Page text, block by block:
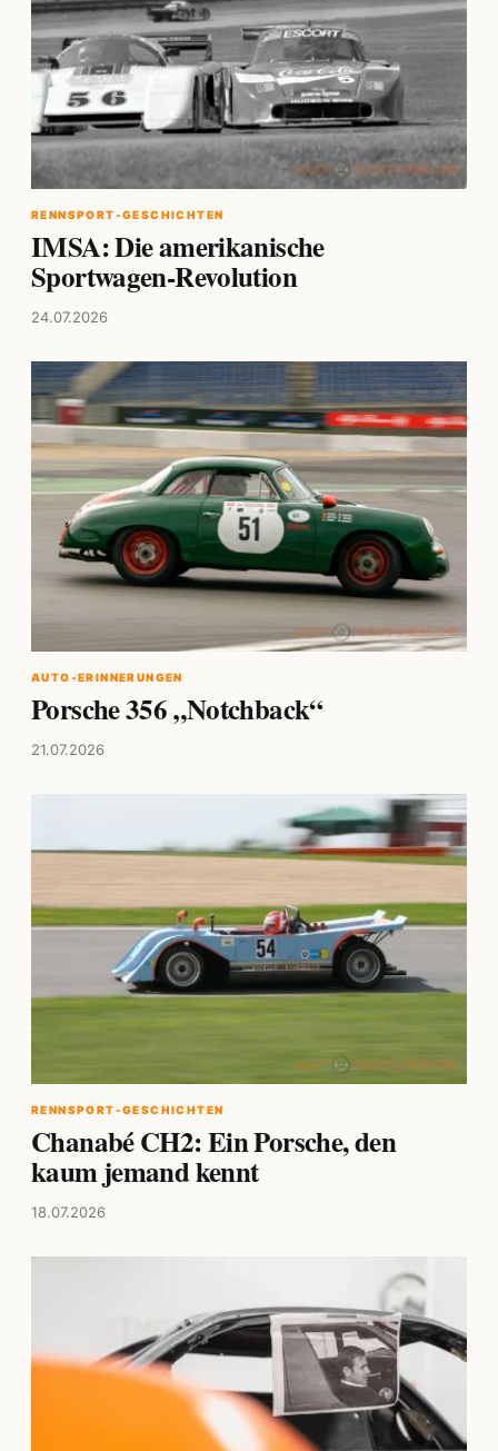
RENNSPORT-GESCHICHTEN
IMSA: Die amerikanische
Sportwagen-Revolution
24.07.2026
AUTO-ERINNERUNGEN
Porsche 356 „Notchback“
21.07.2026
RENNSPORT-GESCHICHTEN
Chanabé CH2: Ein Porsche, den
kaum jemand kennt
18.07.2026